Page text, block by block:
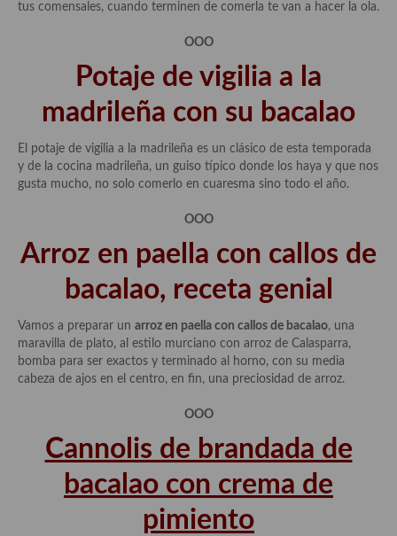
Cocina Hungara
Cocina Italiana
Cocina Luxemburgo
Cocina Polaca
Cocina portuguesa
Cocina Sueca
Cocina Suiza
Cocina Turca
tus comensales, cuando terminen de comerla te van a hacer la ola.
OOO
Potaje de vigilia a la
madrileña con su bacalao
El potaje de vigilia a la madrileña es un clásico de esta temporada
y de la cocina madrileña, un guiso típico donde los haya y que nos
gusta mucho, no solo comerlo en cuaresma sino todo el año.
OOO
Arroz en paella con callos de
bacalao, receta genial
Vamos a preparar un arroz en paella con callos de bacalao, una
maravilla de plato, al estilo murciano con arroz de Calasparra,
bomba para ser exactos y terminado al horno, con su media
cabeza de ajos en el centro, en fin, una preciosidad de arroz.
OOO
Cannolis de brandada de
bacalao con crema de
pimiento